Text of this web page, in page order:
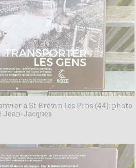
à St Brévin les Pins (44): photo
Jean-Jacques